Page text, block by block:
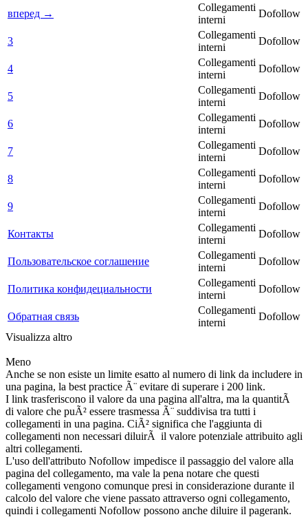
вперед →
Collegamenti
interni
Dofollow
3
Collegamenti
interni
Dofollow
4
Collegamenti
interni
Dofollow
5
Collegamenti
interni
Dofollow
6
Collegamenti
interni
Dofollow
7
Collegamenti
interni
Dofollow
8
Collegamenti
interni
Dofollow
9
Collegamenti
interni
Dofollow
Контакты
Collegamenti
interni
Dofollow
Пользовательское соглашение
Collegamenti
interni
Dofollow
Политика конфидециальности
Collegamenti
interni
Dofollow
Обратная связь
Collegamenti
interni
Dofollow
Visualizza altro
Meno
Anche se non esiste un limite esatto al numero di link da includere in
una pagina, la best practice Ã¨ evitare di superare i 200 link.
I link trasferiscono il valore da una pagina all'altra, ma la quantitÃ
di valore che puÃ² essere trasmessa Ã¨ suddivisa tra tutti i
collegamenti in una pagina. CiÃ² significa che l'aggiunta di
collegamenti non necessari diluirÃ il valore potenziale attribuito agli
altri collegamenti.
L'uso dell'attributo Nofollow impedisce il passaggio del valore alla
pagina del collegamento, ma vale la pena notare che questi
collegamenti vengono comunque presi in considerazione durante il
calcolo del valore che viene passato attraverso ogni collegamento,
quindi i collegamenti Nofollow possono anche diluire il pagerank.